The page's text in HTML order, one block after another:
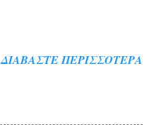
ΔΙΑΒΆΣΤΕ ΠΕΡΙΣΣΌΤΕΡΑ